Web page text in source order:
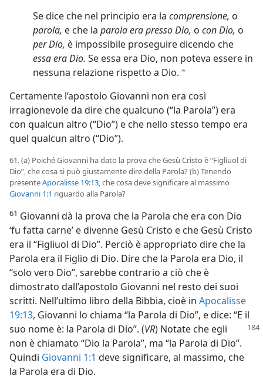
Se dice che nel principio era la comprensione, o
parola, e che la parola era presso Dio, o con Dio, o
per Dio, è impossibile proseguire dicendo che
essa era Dio. Se essa era Dio, non poteva essere in
nessuna relazione rispetto a Dio. a
Certamente l’apostolo Giovanni non era così
irragionevole da dire che qualcuno (“la Parola”) era
con qualcun altro (“Dio”) e che nello stesso tempo era
quel qualcun altro (“Dio”).
61. (a) Poiché Giovanni ha dato la prova che Gesù Cristo è “Figliuol di
Dio”, che cosa si può giustamente dire della Parola? (b) Tenendo
presenteApocalisse 19:13, che cosa deve significare al massimo
Giovanni 1:1 riguardo alla Parola?
61 Giovanni dà la prova che la Parola che era con Dio
‘fu fatta carne’ e divenne Gesù Cristo e che Gesù Cristo
era il “Figliuol di Dio”. Perciò è appropriato dire che la
Parola era il Figlio di Dio. Dire che la Parola era Dio, il
“solo vero Dio”, sarebbe contrario a ciò che è
dimostrato dall’apostolo Giovanni nel resto dei suoi
scritti. Nell’ultimo libro della Bibbia, cioè in Apocalisse
19:13, Giovanni lo chiama “la Parola di Dio”, e dice: “E il
suo nome è: la Parola di Dio”. (VR) Notate che egli
non è chiamato “Dio la Parola”, ma “la Parola di Dio”.
Quindi Giovanni 1:1 deve significare, al massimo, che
la Parola era di Dio.